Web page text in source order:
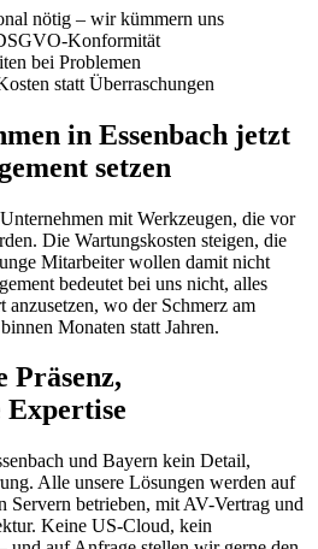
nötig – wir kümmern uns
Konformität
bei Problemen
statt Überraschungen
in Essenbach jetzt
setzen
mit Werkzeugen, die vor
Die Wartungskosten steigen, die
Mitarbeiter wollen damit nicht
bedeutet bei uns nicht, alles
wo der Schmerz am
Monaten statt Jahren.
Präsenz,
Expertise
und Bayern kein Detail,
Alle unsere Lösungen werden auf
Servern betrieben, mit AV-Vertrag und
Keine US-Cloud, kein